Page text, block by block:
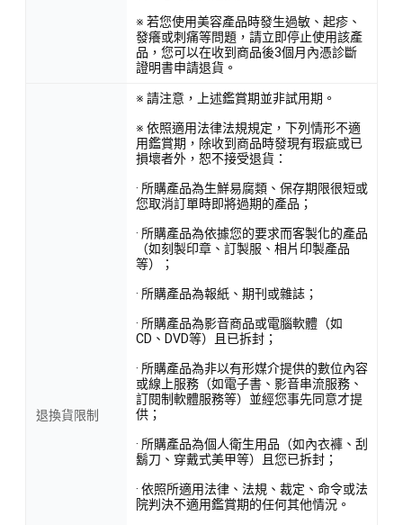
※ 若您使用美容產品時發生過敏、起疹、
發癢或刺痛等問題，請立即停止使用該產
品，您可以在收到商品後3個月內憑診斷
證明書申請退貨。
退換貨限制
※ 請注意，上述鑑賞期並非試用期。
※ 依照適用法律法規規定，下列情形不適
用鑑賞期，除收到商品時發現有瑕疵或已
損壞者外，恕不接受退貨：
· 所購產品為生鮮易腐類、保存期限很短或
您取消訂單時即將過期的產品；
· 所購產品為依據您的要求而客製化的產品
（如刻製印章、訂製服、相片印製產品
等）；
· 所購產品為報紙、期刊或雜誌；
· 所購產品為影音商品或電腦軟體（如
CD、DVD等）且已拆封；
· 所購產品為非以有形媒介提供的數位內容
或線上服務（如電子書、影音串流服務、
訂閱制軟體服務等）並經您事先同意才提
供；
· 所購產品為個人衛生用品（如內衣褲、刮
鬍刀、穿戴式美甲等）且您已拆封；
· 依照所適用法律、法規、裁定、命令或法
院判決不適用鑑賞期的任何其他情況。